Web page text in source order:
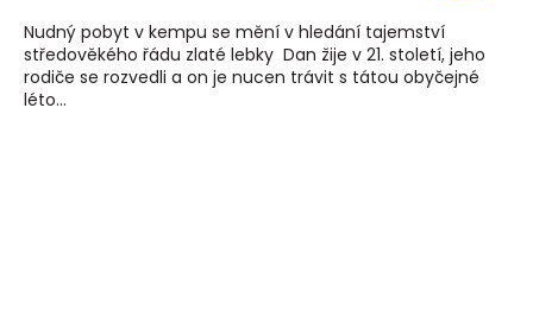
Nudný pobyt v kempu se mění v hledání tajemství
středověkého řádu zlaté lebky Dan žije v 21. století, jeho
rodiče se rozvedli a on je nucen trávit s tátou obyčejné
léto...